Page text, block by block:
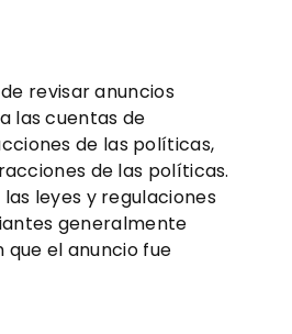
revisar anuncios
las cuentas de
de las políticas,
de las políticas.
leyes y regulaciones
generalmente
el anuncio fue